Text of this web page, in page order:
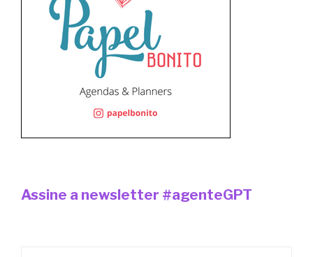
Assine a newsletter #agenteGPT